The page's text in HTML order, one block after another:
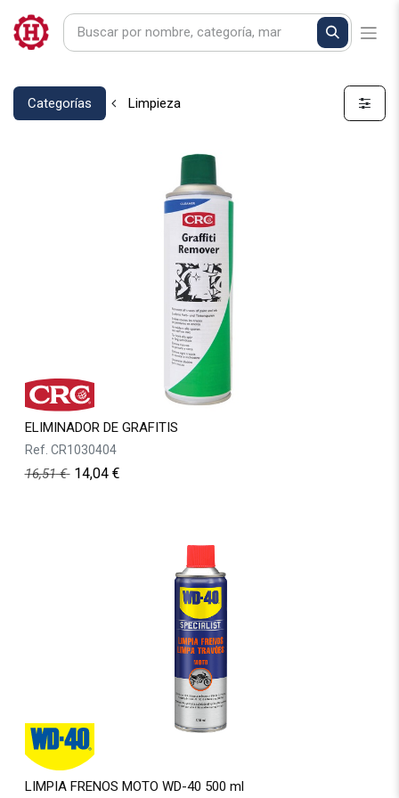
Categorías Limpieza
ELIMINADOR DE GRAFITIS
Ref. CR1030404
16,51€ 14,04€
LIMPIA FRENOS MOTO WD-40 500 ml